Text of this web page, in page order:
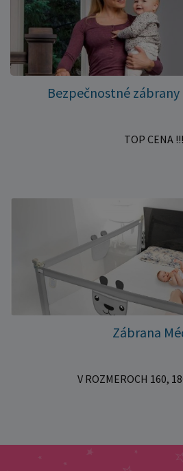
Bezpečnostné
TOP CENA !!!
Zábrana
V ROZMEROCH 160,